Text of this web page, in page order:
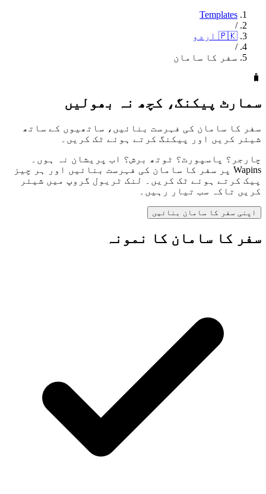
Templates
/
🇵🇰 اردو
/
سفر کا سامان
🧳
سمارٹ پیکنگ، کچھ نہ بھولیں
سفر کا سامان کی فہرست بنائیں، ساتھیوں کے ساتھ
شیئر کریں اور پیکنگ کرتے ہوئے ٹک کریں۔
چارجر؟ پاسپورٹ؟ ٹوتھ برش؟ اب پریشان نہ ہوں۔
Wapins پر سفر کا سامان کی فہرست بنائیں اور ہر چیز
پیک کرتے ہوئے ٹک کریں۔ لنک ٹریول گروپ میں شیئر
کریں تاکہ سب تیار رہیں۔
اپنی سفر کا سامان بنائیں
سفر کا سامان کا نمونہ